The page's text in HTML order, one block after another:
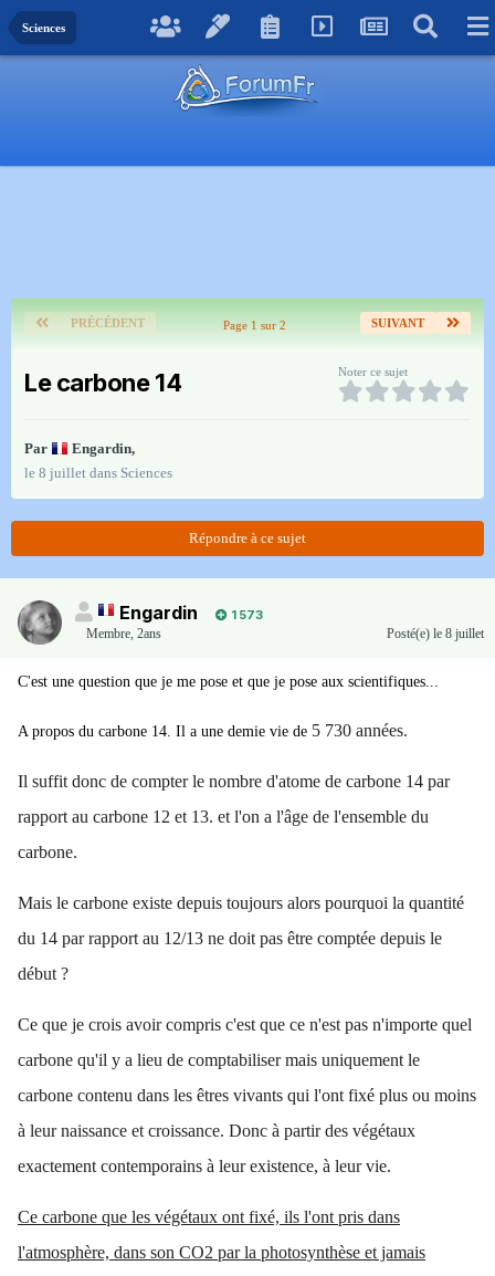
Sciences
PRÉCÉDENT SUIVANT
Page 1 sur 2
Le carbone 14 Noter ce sujet
Par Engardin,
le 8 juillet dans Sciences
Répondre à ce sujet
Engardin
1 573
Membre, 2ans Posté(e) le 8 juillet
C'est une question que je me pose et que je pose aux scientifiques...
A propos du carbone 14. Il a une demie vie de 5 730 années.
Il suffit donc de compter le nombre d'atome de carbone 14 par
rapport au carbone 12 et 13. et l'on a l'âge de l'ensemble du
carbone.
Mais le carbone existe depuis toujours alors pourquoi la quantité
du 14 par rapport au 12/13 ne doit pas être comptée depuis le
début ?
Ce que je crois avoir compris c'est que ce n'est pas n'importe quel
carbone qu'il y a lieu de comptabiliser mais uniquement le
carbone contenu dans les êtres vivants qui l'ont fixé plus ou moins
à leur naissance et croissance. Donc à partir des végétaux
exactement contemporains à leur existence, à leur vie.
Ce carbone que les végétaux ont fixé, ils l'ont pris dans
l'atmosphère, dans son CO2 par la photosynthèse et jamais